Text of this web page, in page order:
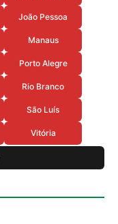
João Pessoa
Manaus
Porto Alegre
Rio Branco
São Luís
Vitória